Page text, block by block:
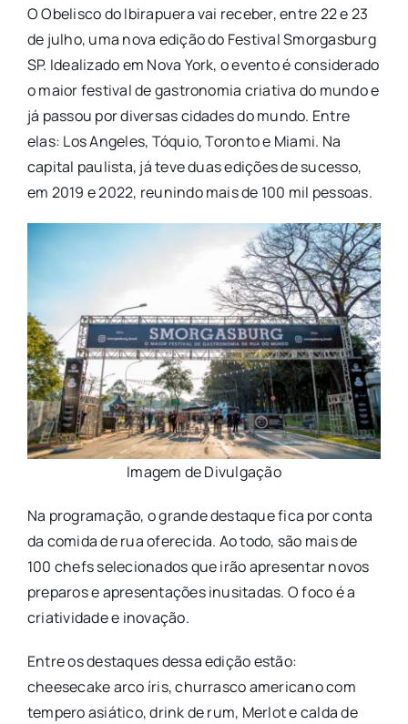
O Obelisco do Ibirapuera vai receber, entre 22 e 23
de julho, uma nova edição do Festival Smorgasburg
SP. Idealizado em Nova York, o evento é considerado
o maior festival de gastronomia criativa do mundo e
já passou por diversas cidades do mundo. Entre
elas: Los Angeles, Tóquio, Toronto e Miami. Na
capital paulista, já teve duas edições de sucesso,
em 2019 e 2022, reunindo mais de 100 mil pessoas.
Imagem de Divulgação
Na programação, o grande destaque fica por conta
da comida de rua oferecida. Ao todo, são mais de
100 chefs selecionados que irão apresentar novos
preparos e apresentações inusitadas. O foco é a
criatividade e inovação.
Entre os destaques dessa edição estão:
cheesecake arco íris, churrasco americano com
tempero asiático, drink de rum, Merlot e calda de